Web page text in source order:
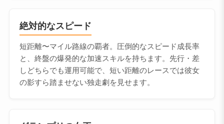
絶対的なスピード
短距離〜マイル路線の覇者。圧倒的なスピード成長率
と、終盤の爆発的な加速スキルを持ちます。先行・差
しどちらでも運用可能で、短い距離のレースでは彼女
の影すら踏ませない独走劇を見せます。